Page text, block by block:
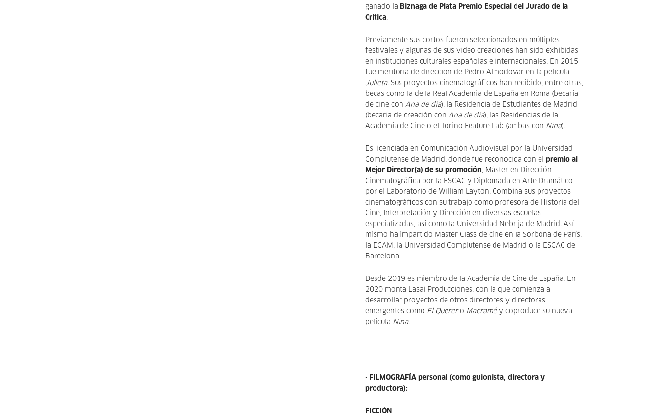
ganado la Biznaga de Plata Premio Especial del Jurado de la
Crítica.
Previamente sus cortos fueron seleccionados en múltiples
festivales y algunas de sus video creaciones han sido exhibidas
en instituciones culturales españolas e internacionales. En 2015
fue meritoria de dirección de Pedro Almodóvar en la película
Julieta. Sus proyectos cinematográficos han recibido, entre otras,
becas como la de la Real Academia de España en Roma (becaria
de cine conAna de día), la Residencia de Estudiantes de Madrid
(becaria de creación conAna de día), las Residencias de la
Academia de Cine o el Torino Feature Lab (ambas con Nina).
Es licenciada en Comunicación Audiovisual por la Universidad
Complutense de Madrid, donde fue reconocida con el premio al
Mejor Director(a) de su promoción, Máster en Dirección
Cinematográfica por la ESCAC y Diplomada en Arte Dramático
por el Laboratorio de William Layton. Combina sus proyectos
cinematográficos con su trabajo como profesora de Historia del
Cine, Interpretación y Dirección en diversas escuelas
especializadas, así como la Universidad Nebrija de Madrid. Así
mismo ha impartido Master Class de cine en la Sorbona de París,
la ECAM, la Universidad Complutense de Madrid o la ESCAC de
Barcelona.
Desde 2019 es miembro de la Academia de Cine de España. En
2020 monta Lasai Producciones, con la que comienza a
desarrollar proyectos de otros directores y directoras
emergentes como El Querero Macraméy coproduce su nueva
película Nina.
· FILMOGRAFÍA personal (como guionista, directora y
productora):
FICCIÓN